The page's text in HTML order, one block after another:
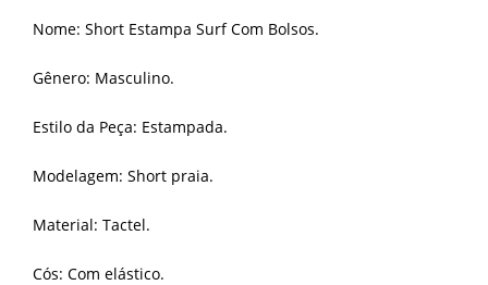
Nome: Short Estampa Surf Com Bolsos.
Gênero: Masculino.
Estilo da Peça: Estampada.
Modelagem: Short praia.
Material: Tactel.
Cós: Com elástico.